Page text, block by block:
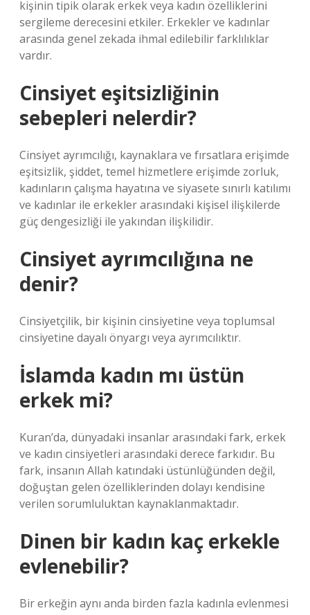
kişinin tipik olarak erkek veya kadın özelliklerini
sergileme derecesini etkiler. Erkekler ve kadınlar
arasında genel zekada ihmal edilebilir farklılıklar
vardır.
Cinsiyet eşitsizliğinin
sebepleri nelerdir?
Cinsiyet ayrımcılığı, kaynaklara ve fırsatlara erişimde
eşitsizlik, şiddet, temel hizmetlere erişimde zorluk,
kadınların çalışma hayatına ve siyasete sınırlı katılımı
ve kadınlar ile erkekler arasındaki kişisel ilişkilerde
güç dengesizliği ile yakından ilişkilidir.
Cinsiyet ayrımcılığına ne
denir?
Cinsiyetçilik, bir kişinin cinsiyetine veya toplumsal
cinsiyetine dayalı önyargı veya ayrımcılıktır.
İslamda kadın mı üstün
erkek mi?
Kuran’da, dünyadaki insanlar arasındaki fark, erkek
ve kadın cinsiyetleri arasındaki derece farkıdır. Bu
fark, insanın Allah katındaki üstünlüğünden değil,
doğuştan gelen özelliklerinden dolayı kendisine
verilen sorumluluktan kaynaklanmaktadır.
Dinen bir kadın kaç erkekle
evlenebilir?
Bir erkeğin aynı anda birden fazla kadınla evlenmesi